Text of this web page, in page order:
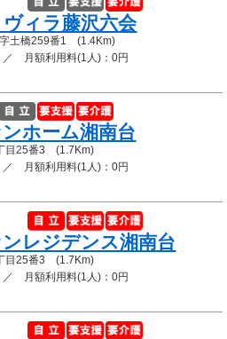
ィラ藤沢六会
土橋259番1 (1.4Km)
月額利用料(1人)：0円
ホーム湘南台
目25番3 (1.7Km)
月額利用料(1人)：0円
レジデンス湘南台
目25番3 (1.7Km)
月額利用料(1人)：0円